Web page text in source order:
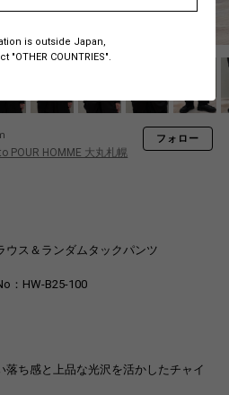
is outside Japan,
"OTHER COUNTRIES".
POUR HOMME 大丸札幌
フォロー
ウス＆ランダムタックパンツ
：HW-B25-100
落ち感と上品な光沢を活かしたチャイ